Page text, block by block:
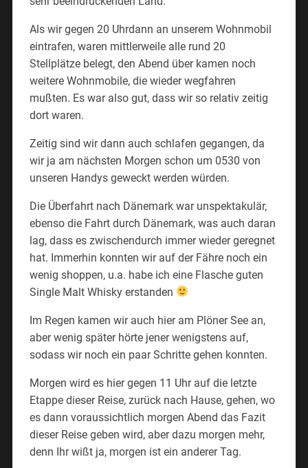
Als wir gegen 20 Uhrdann an unserem Wohnmobil
eintrafen, waren mittlerweile alle rund 20
Stellplätze belegt, den Abend über kamen noch
weitere Wohnmobile, die wieder wegfahren
mußten. Es war also gut, dass wir so relativ zeitig
dort waren.
Zeitig sind wir dann auch schlafen gegangen, da
wir ja am nächsten Morgen schon um 0530 von
unseren Handys geweckt werden würden.
Die Überfahrt nach Dänemark war unspektakulär,
ebenso die Fahrt durch Dänemark, was auch daran
lag, dass es zwischendurch immer wieder geregnet
hat. Immerhin konnten wir auf der Fähre noch ein
wenig shoppen, u.a. habe ich eine Flasche guten
Single Malt Whisky erstanden
Im Regen kamen wir auch hier am Plöner See an,
aber wenig später hörte jener wenigstens auf,
sodass wir noch ein paar Schritte gehen konnten.
Morgen wird es hier gegen 11 Uhr auf die letzte
Etappe dieser Reise, zurück nach Hause, gehen, wo
es dann voraussichtlich morgen Abend das Fazit
dieser Reise geben wird, aber dazu morgen mehr,
denn Ihr wißt ja, morgen ist ein anderer Tag.